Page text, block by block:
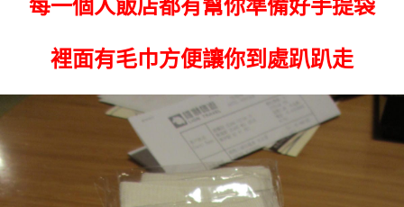
每一個人飯店都有幫你準備好手提袋
裡面有毛巾方便讓你到處趴趴走